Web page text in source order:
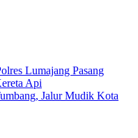
Lumajang Pasang
Api
Jalur Mudik Kota